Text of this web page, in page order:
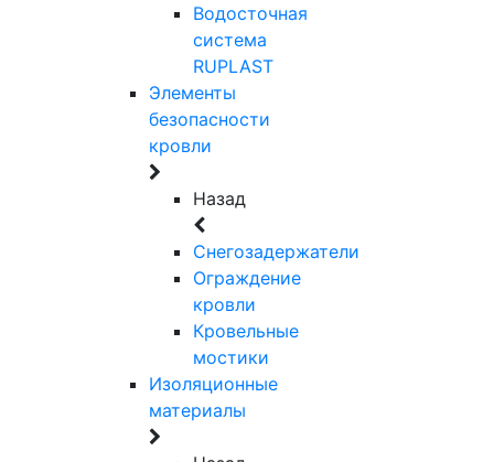
Водосточная
система
RUPLAST
Элементы
безопасности
кровли
Назад
Снегозадержатели
Ограждение
кровли
Кровельные
мостики
Изоляционные
материалы